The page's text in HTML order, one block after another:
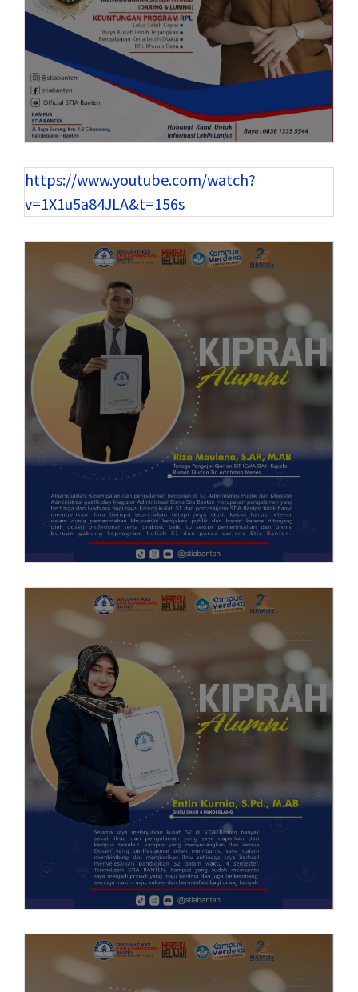
https://www.youtube.com/watch?
v=1X1u5a84JLA&t=156s